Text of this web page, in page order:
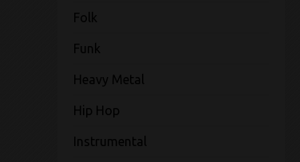
Folk
Funk
Heavy Metal
Hip Hop
Instrumental